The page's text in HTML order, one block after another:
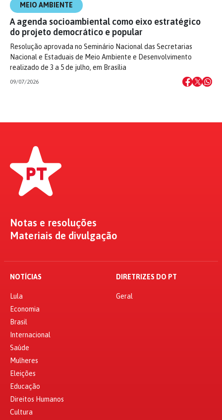
MEIO AMBIENTE
A agenda socioambiental como eixo estratégico
do projeto democrático e popular
Resolução aprovada no Seminário Nacional das Secretarias
Nacional e Estaduais de Meio Ambiente e Desenvolvimento
realizado de 3 a 5 de julho, em Brasília
09/07/2026
Notas e resoluções
Materiais de divulgação
NOTÍCIAS
Lula
Economia
Brasil
Internacional
Saúde
Mulheres
Eleições
Educação
Direitos Humanos
Cultura
DIRETRIZES DO PT
Geral